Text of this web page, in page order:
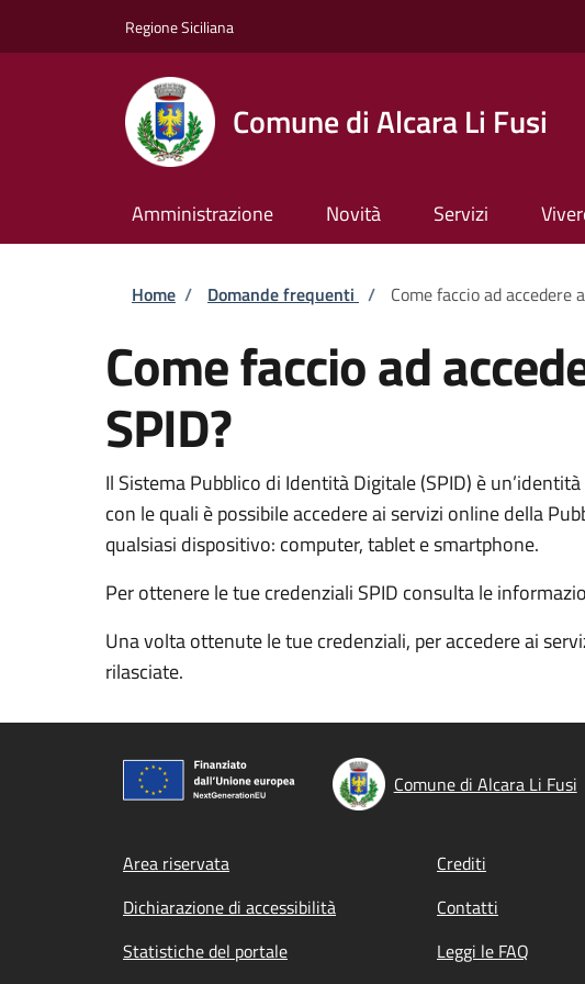
Regione Siciliana
Comune di Alcara Li Fusi
Amministrazione Novità Servizi
Briciole di pane
Home / Domande frequenti / Come faccio ad accedere
Come faccio ad
SPID?
Il Sistema Pubblico di Identità Digitale (SPID) è
con le quali è possibile accedere ai servizi online della
qualsiasi dispositivo: computer, tablet e smartphone.
Per ottenere le tue credenziali SPID consulta le
Una volta ottenute le tue credenziali, per accedere ai
rilasciate.
Comune di Alcara Li Fusi
Footer menu
Area riservata Crediti
Dichiarazione di accessibilità
Contatti
Statistiche del portale
Leggi le FAQ